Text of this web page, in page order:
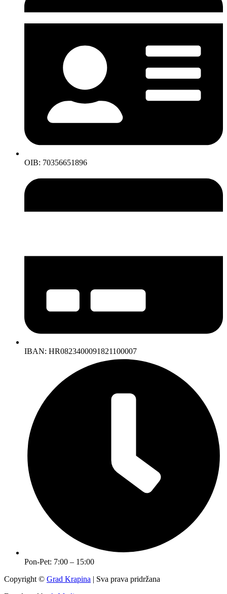
OIB: 70356651896
IBAN: HR0823400091821100007
Pon-Pet: 7:00 – 15:00
Copyright © Grad Krapina | Sva prava pridržana